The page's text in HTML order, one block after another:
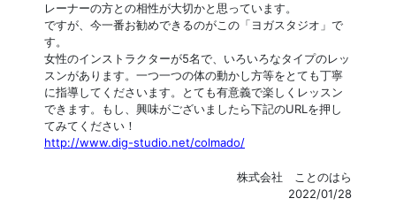
レーナーの方との相性が大切かと思っています。
ですが、今一番お勧めできるのがこの「ヨガスタジオ」で
す。
女性のインストラクターが5名で、いろいろなタイプのレッ
スンがあります。一つ一つの体の動かし方等をとても丁寧
に指導してくださいます。とても有意義で楽しくレッスン
できます。もし、興味がございましたら下記のURLを押し
てみてください！
http://www.dig-studio.net/colmado/
株式会社 ことのはら
2022/01/28